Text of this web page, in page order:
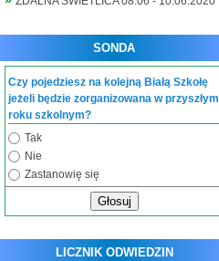
SONDA
Czy pojedziesz na kolejną Białą Szkołę
jeżeli będzie zorganizowana w przyszłym
roku szkolnym?
Tak
Nie
Zastanowię się
Głosuj
LICZNIK ODWIEDZIN